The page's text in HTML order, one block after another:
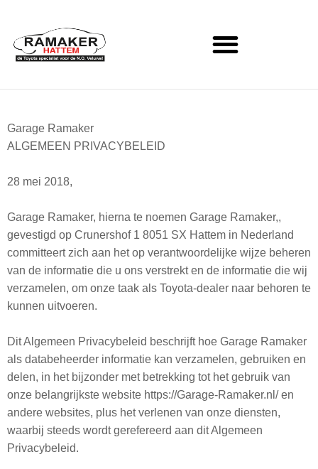
Garage Ramaker
ALGEMEEN PRIVACYBELEID
28 mei 2018,
Garage Ramaker, hierna te noemen Garage Ramaker,,
gevestigd op Crunershof 1 8051 SX Hattem in Nederland
committeert zich aan het op verantwoordelijke wijze beheren
van de informatie die u ons verstrekt en de informatie die wij
verzamelen, om onze taak als Toyota-dealer naar behoren te
kunnen uitvoeren.
Dit Algemeen Privacybeleid beschrijft hoe Garage Ramaker
als databeheerder informatie kan verzamelen, gebruiken en
delen, in het bijzonder met betrekking tot het gebruik van
onze belangrijkste website https://Garage-Ramaker.nl/ en
andere websites, plus het verlenen van onze diensten,
waarbij steeds wordt gerefereerd aan dit Algemeen
Privacybeleid.